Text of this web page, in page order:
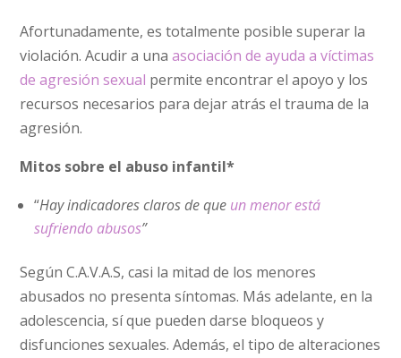
Afortunadamente, es totalmente posible superar la
violación. Acudir a unaasociación de ayuda a víctimas
de agresión sexual permite encontrar el apoyo y los
recursos necesarios para dejar atrás el trauma de la
agresión.
Mitos sobre el abuso infantil*
“Hay indicadores claros de que un menor está
sufriendo abusos”
Según C.A.V.A.S, casi la mitad de los menores
abusados no presenta síntomas. Más adelante, en la
adolescencia, sí que pueden darse bloqueos y
disfunciones sexuales. Además, el tipo de alteraciones